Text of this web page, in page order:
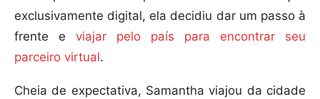
exclusivamente digital, ela decidiu dar um passo à
frente e viajar pelo país para encontrar seu
parceiro virtual.
Cheia de expectativa, Samantha viajou da cidade